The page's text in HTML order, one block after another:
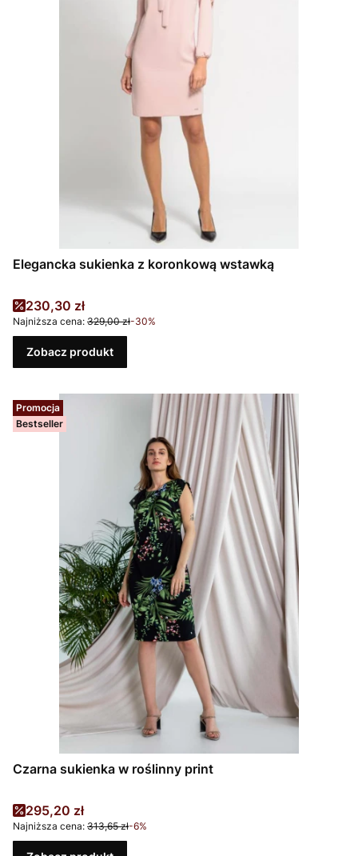
Elegancka sukienka z koronkową wstawką
Cena promocyjna
230,30 zł
Najniższa cena: 329,00 zł-30%
Zobacz produkt
Promocja
Bestseller
Czarna sukienka w roślinny print
Cena promocyjna
295,20 zł
Najniższa cena: 313,65 zł-6%